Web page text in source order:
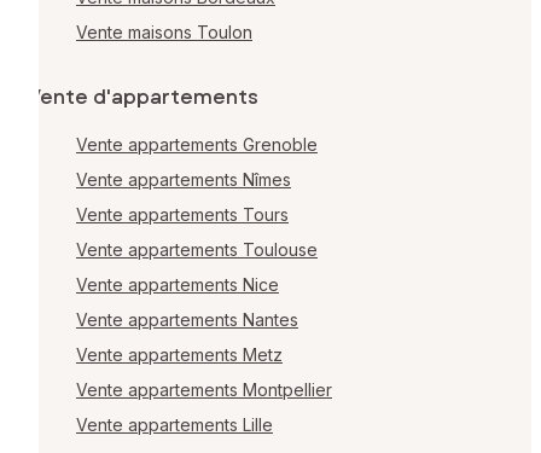
Vente maisons Toulon
Vente d'appartements
Vente appartements Grenoble
Vente appartements Nîmes
Vente appartements Tours
Vente appartements Toulouse
Vente appartements Nice
Vente appartements Nantes
Vente appartements Metz
Vente appartements Montpellier
Vente appartements Lille